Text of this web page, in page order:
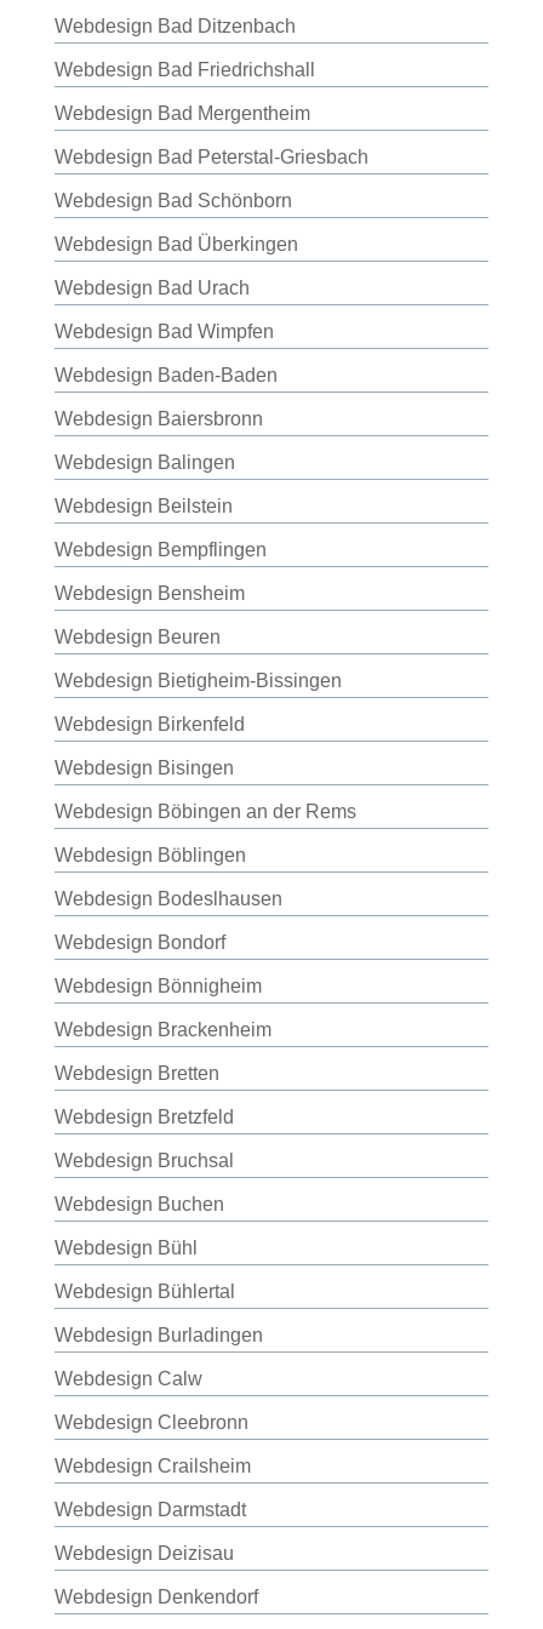
Webdesign Bad Ditzenbach
Webdesign Bad Friedrichshall
Webdesign Bad Mergentheim
Webdesign Bad Peterstal-Griesbach
Webdesign Bad Schönborn
Webdesign Bad Überkingen
Webdesign Bad Urach
Webdesign Bad Wimpfen
Webdesign Baden-Baden
Webdesign Baiersbronn
Webdesign Balingen
Webdesign Beilstein
Webdesign Bempflingen
Webdesign Bensheim
Webdesign Beuren
Webdesign Bietigheim-Bissingen
Webdesign Birkenfeld
Webdesign Bisingen
Webdesign Böbingen an der Rems
Webdesign Böblingen
Webdesign Bodeslhausen
Webdesign Bondorf
Webdesign Bönnigheim
Webdesign Brackenheim
Webdesign Bretten
Webdesign Bretzfeld
Webdesign Bruchsal
Webdesign Buchen
Webdesign Bühl
Webdesign Bühlertal
Webdesign Burladingen
Webdesign Calw
Webdesign Cleebronn
Webdesign Crailsheim
Webdesign Darmstadt
Webdesign Deizisau
Webdesign Denkendorf